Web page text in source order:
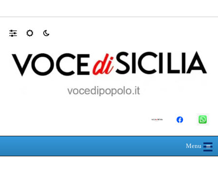
Menu≡
☰